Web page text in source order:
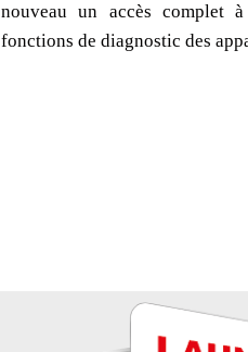
nouveau un accès complet
fonctions de diagnostic des